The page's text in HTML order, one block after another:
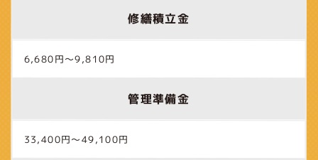
修繕積立金
6,680円～9,810円
管理準備金
33,400円～49,100円